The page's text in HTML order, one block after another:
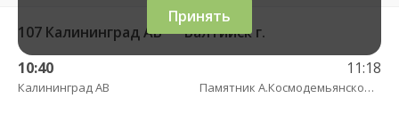
107 Калининград АВ — Балтийск г.
10:40
Калининград АВ
11:18
Памятник А.Космодемьянскому(Балтийское шоссе) трасса
Принять